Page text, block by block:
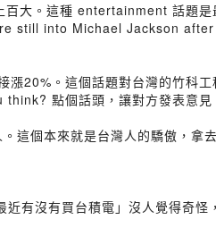
大。這種 entertainment 話題是
still into Michael Jackson
20%。這個話題對台灣的竹科
點個話頭，讓對方發表意見
個本來就是台灣人的驕傲，拿
有沒有買台積電」沒人覺得奇怪